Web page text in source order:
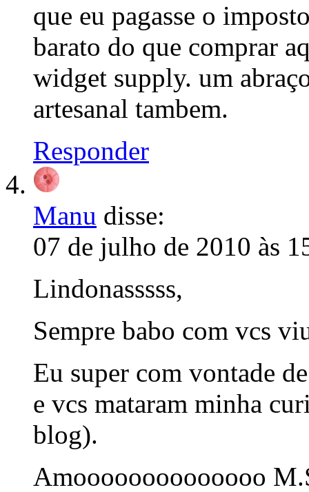
que eu pagasse o
barato do que comprar
widget supply. um
artesanal tambem.
Responder
Manu disse:
07 de julho de 2010 às
Lindonasssss,
Sempre babo com vcs
Eu super com vontade
e vcs mataram minha
blog).
Amoooooooooooooo